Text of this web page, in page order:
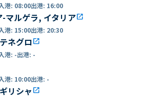
入港: 08:00出港: 16:00
マルゲラ, イタリアopen_in_new
入港: 15:00出港: 20:30
ネグロopen_in_new
入港: -出港: -
入港: 10:00出港: -
リシャ open_in_new